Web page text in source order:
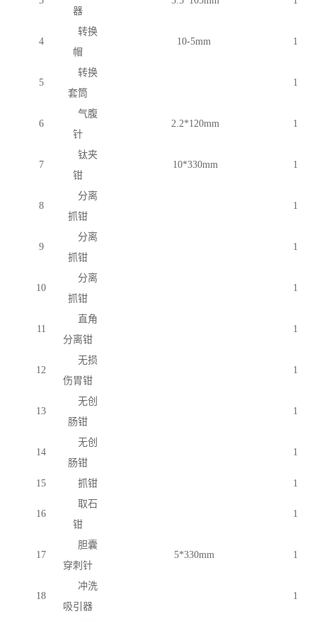
器
4
转换
帽
10-5mm 1
5
转换
套筒
1
6
气腹
针
2.2*120mm 1
7
钛夹
钳
10*330mm 1
8
分离
抓钳
1
9
分离
抓钳
1
10
分离
抓钳
1
11
直角
分离钳
1
12
无损
伤胃钳
1
13
无创
肠钳
1
14
无创
肠钳
1
15 抓钳 1
16
取石
钳
1
17
胆囊
穿刺针
5*330mm 1
18
冲洗
吸引器
1